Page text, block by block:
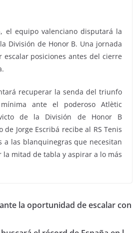
el equipo valenciano disputará la
División de Honor B. Una jornada
posiciones antes del cierre
recuperar la senda del triunfo
ante el poderoso Atlètic
de la División de Honor B
de Jorge Escribá recibe al RS Tenis
a las blanquinegras que necesitan
mitad de tabla y aspirar a lo más
la oportunidad de escalar con